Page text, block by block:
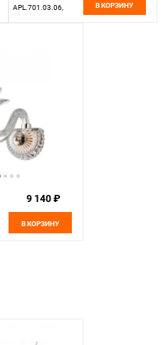
APL.701.03.06,
В КОРЗИНУ
9 140 ₽
В КОРЗИНУ